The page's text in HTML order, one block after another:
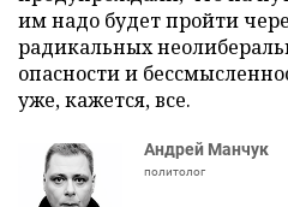
им надо будет пройти
радикальных
опасности и
уже, кажется, все.
Андрей Манчук
политолог